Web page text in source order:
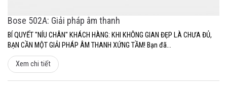
Bose 502A: Giải pháp âm thanh
BÍ QUYẾT "NÍU CHÂN" KHÁCH HÀNG: KHI KHÔNG GIAN ĐẸP LÀ CHƯA ĐỦ,
BẠN CẦN MỘT GIẢI PHÁP ÂM THANH XỨNG TẦM! Bạn đã...
Xem chi tiết